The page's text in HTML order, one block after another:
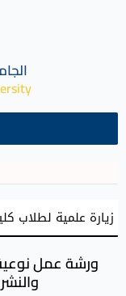
ورشة عمل